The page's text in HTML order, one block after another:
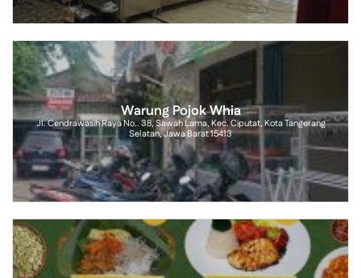
Warung Pojok Whia
Jl. Cendrawasih Raya No.. 38, Sawah Lama, Kec. Ciputat, Kota Tangerang
Selatan, Jawa Barat 15413